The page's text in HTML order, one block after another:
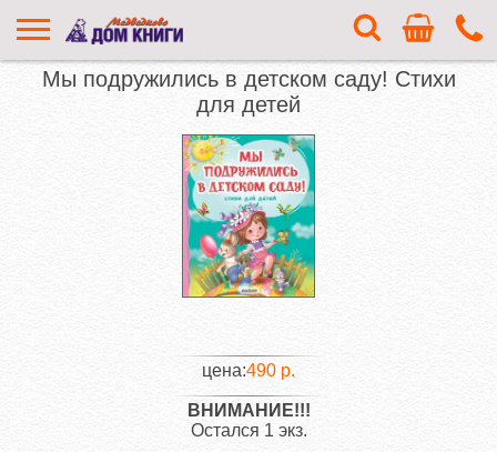
Мы подружились в детском саду! Стихи
для детей
цена:490 р.
ВНИМАНИЕ!!!
Остался 1 экз.